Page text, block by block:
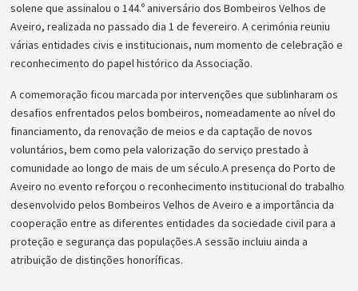
solene que assinalou o 144.º aniversário dos Bombeiros Velhos de
Aveiro, realizada no passado dia 1 de fevereiro. A cerimónia reuniu
várias entidades civis e institucionais, num momento de celebração e
reconhecimento do papel histórico da Associação.
A comemoração ficou marcada por intervenções que sublinharam os
desafios enfrentados pelos bombeiros, nomeadamente ao nível do
financiamento, da renovação de meios e da captação de novos
voluntários, bem como pela valorização do serviço prestado à
comunidade ao longo de mais de um século.A presença do Porto de
Aveiro no evento reforçou o reconhecimento institucional do trabalho
desenvolvido pelos Bombeiros Velhos de Aveiro e a importância da
cooperação entre as diferentes entidades da sociedade civil para a
proteção e segurança das populações.A sessão incluiu ainda a
atribuição de distinções honoríficas.